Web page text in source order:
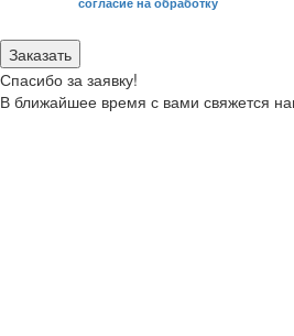
Заказать
Спасибо за заявку!
В ближайшее время с вами свяжется